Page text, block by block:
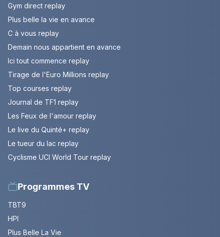
Gym direct replay
Plus belle la vie en avance
C à vous replay
Demain nous appartient en avance
Ici tout commence replay
Tirage de l'Euro Millions replay
Top courses replay
Journal de TF1 replay
Les Feux de l'amour replay
Le live du Quinté+ replay
Le tueur du lac replay
Cyclisme UCI World Tour replay
Programmes TV
TBT9
HPI
Plus Belle La Vie